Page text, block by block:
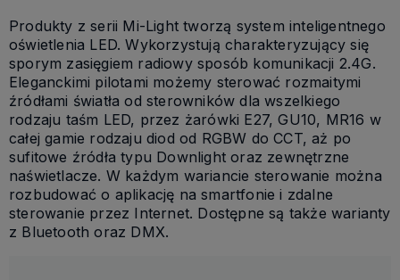
Produkty z serii Mi-Light tworzą system inteligentnego
oświetlenia LED. Wykorzystują charakteryzujący się
sporym zasięgiem radiowy sposób komunikacji 2.4G.
Eleganckimi pilotami możemy sterować rozmaitymi
źródłami światła od sterowników dla wszelkiego
rodzaju taśm LED, przez żarówki E27, GU10, MR16 w
całej gamie rodzaju diod od RGBW do CCT, aż po
sufitowe źródła typu Downlight oraz zewnętrzne
naświetlacze. W każdym wariancie sterowanie można
rozbudować o aplikację na smartfonie i zdalne
sterowanie przez Internet. Dostępne są także warianty
z Bluetooth oraz DMX.